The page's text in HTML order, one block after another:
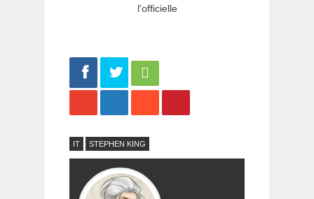
l'officielle
IT STEPHEN KING